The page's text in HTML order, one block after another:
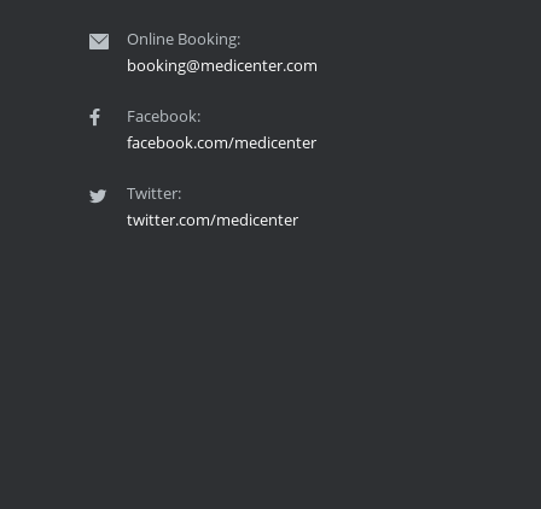
Online Booking:
booking@medicenter.com
Facebook:
facebook.com/medicenter
Twitter:
twitter.com/medicenter